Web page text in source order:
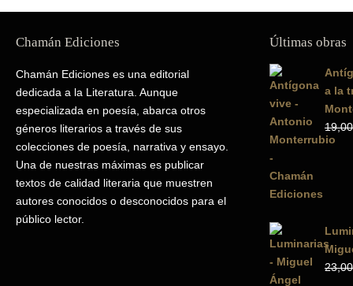
Chamán Ediciones
Chamán Ediciones es una editorial
dedicada a la Literatura. Aunque
especializada en poesía, abarca otros
géneros literarios a través de sus
colecciones de poesía, narrativa y ensayo.
Una de nuestras máximas es publicar
textos de calidad literaria que muestren
autores conocidos o desconocidos para el
público lector.
Últimas obras
a la
19,00
23,00